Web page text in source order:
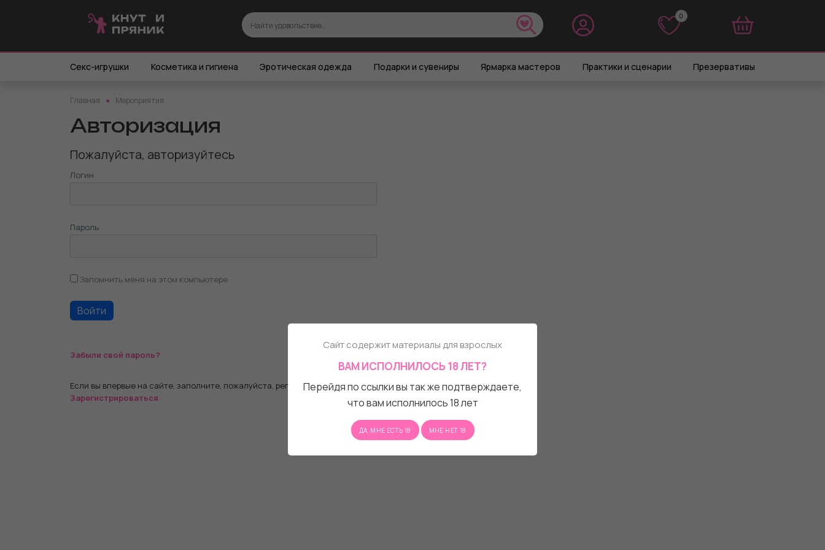
0
Секс-игрушки Косметика и гигиена Эротическая одежда Подарки и сувениры Ярмарка мастеров Практики и сценарии Презервативы
Главная Мероприятия
Авторизация
Пожалуйста, авторизуйтесь
Логин
Пароль
Запомнить меня на этом компьютере
Забыли свой пароль?
Если вы впервые на сайте, заполните, пожалуйста, регистрационную форму.
Зарегистрироваться
Сайт содержит материалы для взрослых
ВАМ ИСПОЛНИЛОСЬ 18 ЛЕТ?
Перейдя по ссылки вы так же подтверждаете,
что вам исполнилось 18 лет
ДА, МНЕ ЕСТЬ 18 МНЕ НЕТ 18